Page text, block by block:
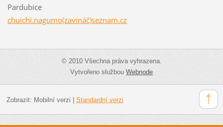
Pardubice
chuichi.nagumo(zavináč)seznam.cz
© 2010 Všechna práva vyhrazena.
Vytvořeno službouWebnode
Zobrazit: Mobilní verzi Standardní verzi